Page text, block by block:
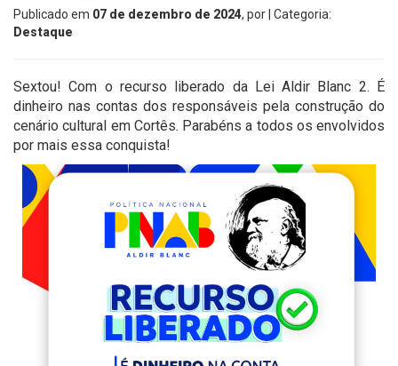
Publicado em 07 de dezembro de 2024, por | Categoria:
Destaque
Sextou! Com o recurso liberado da Lei Aldir Blanc 2. É
dinheiro nas contas dos responsáveis pela construção do
cenário cultural em Cortês. Parabéns a todos os envolvidos
por mais essa conquista!